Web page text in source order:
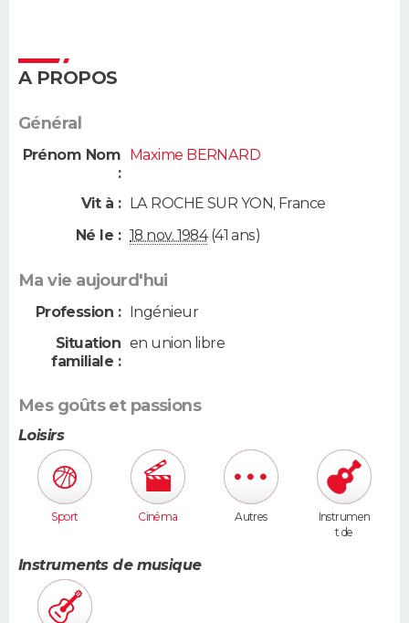
A PROPOS
Général
Prénom Nom
:
Maxime BERNARD
Vit à : LA ROCHE SUR YON, France
Né le : 18 nov. 1984(41 ans)
Ma vie aujourd'hui
Profession : Ingénieur
Situation
familiale :
en union libre
Mes goûts et passions
Loisirs
Sport Cinéma Autres
Instrumen
t de
Instruments de musique